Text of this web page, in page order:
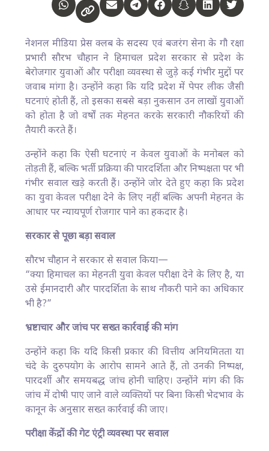
नेशनल मीडिया प्रेस क्लब के सदस्य एवं बजरंग सेना के गौ रक्षा
प्रभारी सौरभ चौहान ने हिमाचल प्रदेश सरकार से प्रदेश के
बेरोजगार युवाओं और परीक्षा व्यवस्था से जुड़े कई गंभीर मुद्दों पर
जवाब मांगा है। उन्होंने कहा कि यदि प्रदेश में पेपर लीक जैसी
घटनाएं होती हैं, तो इसका सबसे बड़ा नुकसान उन लाखों युवाओं
को होता है जो वर्षों तक मेहनत करके सरकारी नौकरियों की
तैयारी करते हैं।
उन्होंने कहा कि ऐसी घटनाएं न केवल युवाओं के मनोबल को
तोड़ती हैं, बल्कि भर्ती प्रक्रिया की पारदर्शिता और निष्पक्षता पर भी
गंभीर सवाल खड़े करती हैं। उन्होंने जोर देते हुए कहा कि प्रदेश
का युवा केवल परीक्षा देने के लिए नहीं बल्कि अपनी मेहनत के
आधार पर न्यायपूर्ण रोजगार पाने का हकदार है।
सरकार से पूछा बड़ा सवाल
सौरभ चौहान ने सरकार से सवाल किया—
“क्या हिमाचल का मेहनती युवा केवल परीक्षा देने के लिए है, या
उसे ईमानदारी और पारदर्शिता के साथ नौकरी पाने का अधिकार
भी है?”
भ्रष्टाचार और जांच पर सख्त कार्रवाई की मांग
उन्होंने कहा कि यदि किसी प्रकार की वित्तीय अनियमितता या
चंदे के दुरुपयोग के आरोप सामने आते हैं, तो उनकी निष्पक्ष,
पारदर्शी और समयबद्ध जांच होनी चाहिए। उन्होंने मांग की कि
जांच में दोषी पाए जाने वाले व्यक्तियों पर बिना किसी भेदभाव के
कानून के अनुसार सख्त कार्रवाई की जाए।
परीक्षा केंद्रों की गेट एंट्री व्यवस्था पर सवाल